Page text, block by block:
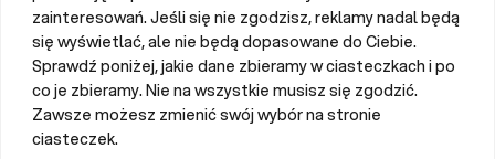
można włożyć aż 15-20 kg tuszek do oskubania. Co ważne,
stosowanie skubarek minimalizuje ryzyko uszkodzenia
mięsa i skraca czas przygotowania drobiu do dalszego
przetwarzania.
Skubaczki do drobiusą nie tylko szybkie, ale również
higieniczne – gumowe palce delikatnie usuwają pióra,
zachowując jakość tuszek. Nie ma również bałaganu, jaki
zainteresowań. Jeśli się nie zgodzisz, reklamy nadal będą
się wyświetlać, ale nie będą dopasowane do Ciebie.
Sprawdź poniżej, jakie dane zbieramy w ciasteczkach i po
co je zbieramy. Nie na wszystkie musisz się zgodzić.
Zawsze możesz zmienić swój wybór na stronie
ciasteczek.